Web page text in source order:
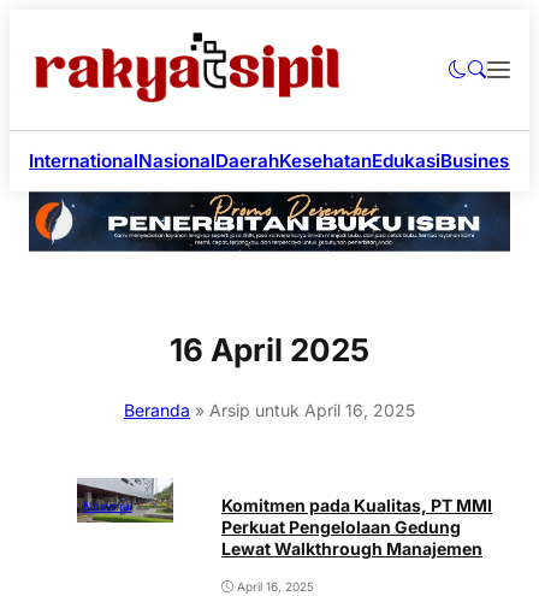
InternationalNasionalDaerahKesehatanEdukasiBusiness
16 April 2025
Beranda » Arsip untuk April 16, 2025
Nasional
Komitmen pada Kualitas, PT MMI
Perkuat Pengelolaan Gedung
Lewat Walkthrough Manajemen
April 16, 2025